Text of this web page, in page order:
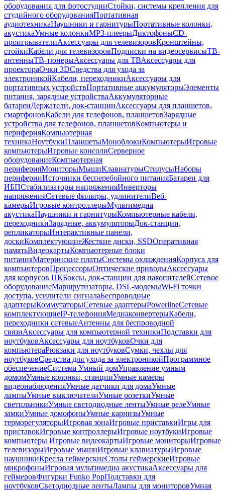
оборудования для фотостудииСтойки, системы крепления для
студийного оборудованияПортативная
аудиотехникаНаушники и гарнитурыПортативные колонки,
акустикаУмные колонкиMP3-плеерыДиктофоныCD-
проигрывателиАксессуары для телевизоровКронштейны,
стойкиКабели для телевизоровПодписки на видеосервисыТВ-
антенныТВ-тюнерыАксессуары для ТВАксессуары для
проектораОчки 3DСредства для ухода за
электроникойКабели, переходникиАксессуары для
портативных устройствПортативные аккумуляторыЭлементы
питания, зарядные устройстваАккумуляторные
батареиДержатели, док-станцииАксессуары для планшетов,
смартфоновКабели для телефонов, планшетовЗарядные
устройства для телефонов, планшетовКомпьютеры и
периферияКомпьютерная
техникаНоутбукиПланшетыМоноблокиКомпьютерыИгровые
компьютерыИгровые консолиСерверное
оборудованиеКомпьютерная
периферияМониторыМышиКлавиатурыСтилусыНаборы
периферииИсточники бесперебойного питанияБатареи для
ИБПСтабилизаторы напряженияИнверторы
напряженияСетевые фильтры, удлинителиВеб-
камерыИгровые контроллерыМультимедиа
акустикаНаушники и гарнитурыКомпьютерные кабели,
переходникиЗарядные, аккумуляторыДок-станции,
репликаторыИнтерактивные панели,
доскиКомплектующиеЖесткие диски, SSDОперативная
памятьВидеокартыКомпьютерные блоки
питанияМатеринские платыСистемы охлажденияКорпуса для
компьютеровПроцессорыОптические приводыАксессуары
для корпусов ПКБоксы, док-станции для накопителейСетевое
оборудованиеМаршрутизаторы, DSL-модемыWi-Fi точки
доступа, усилители сигналаБеспроводные
адаптерыКоммутаторыСетевые адаптерыPowerlineСетевые
комплектующиеIP-телефонияМедиаконвертерыКабели,
переходники сетевыеАнтенны для беспроводной
связиАксессуары для компьютерной техникиПодставки для
ноутбуковАксессуары для ноутбуковОчки для
компьютераРюкзаки для ноутбуковСумки, чехлы для
ноутбуковСредства для ухода за электроникойПрограммное
обеспечениеСистема Умный домУправление умным
домомУмные колонки, станцииУмные камеры
видеонаблюденияУмные датчики для домаУмные
лампыУмные выключателиУмные розеткиУмные
светильникиУмные светодиодные лентыУмные релеУмные
замкиУмные домофоныУмные карнизыУмные
терморегуляторыИгровая зонаИгровые приставкиИгры для
приставокИгровые контроллерыИгровые ноутбукиИгровые
компьютеры Игровые видеокартыИгровые мониторыИгровые
телевизорыИгровые мышиИгровые клавиатурыИгровые
наушникиКресла геймерскиеСтолы геймерскиеИгровые
микрофоныИгровая мультимедиа акустикаАксессуары для
геймеровФигурки Funko PopПодставки для
ноутбуковСветодиодные лентыЛампы для мониторовУмная